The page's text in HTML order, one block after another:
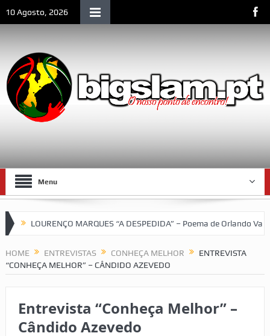
10 Agosto, 2026
Menu
“A DESPEDIDA” – Poema de Orlando Valente VII Torneio
HOME ENTREVISTAS CONHEÇA MELHOR
ENTREVISTA
“CONHEÇA MELHOR” – CÂNDIDO AZEVEDO
Entrevista “Conheça Melhor” –
Cândido Azevedo